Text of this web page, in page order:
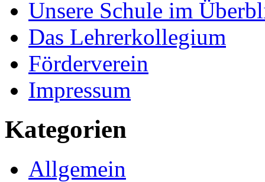
Unsere Schule im
Das Lehrerkollegium
Förderverein
Impressum
Kategorien
Allgemein